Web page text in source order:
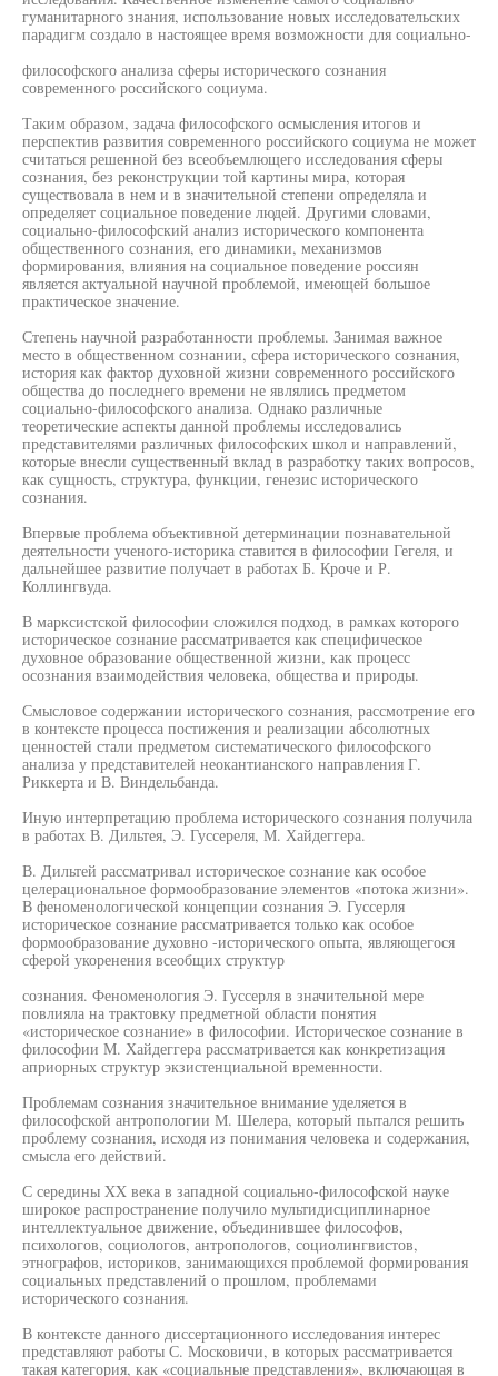
гуманитарного знания, использование новых исследовательских
парадигм создало в настоящее время возможности для социально-
философского анализа сферы исторического сознания
современного российского социума.
Таким образом, задача философского осмысления итогов и
перспектив развития современного российского социума не может
считаться решенной без всеобъемлющего исследования сферы
сознания, без реконструкции той картины мира, которая
существовала в нем и в значительной степени определяла и
определяет социальное поведение людей. Другими словами,
социально-философский анализ исторического компонента
общественного сознания, его динамики, механизмов
формирования, влияния на социальное поведение россиян
является актуальной научной проблемой, имеющей большое
практическое значение.
Степень научной разработанности проблемы. Занимая важное
место в общественном сознании, сфера исторического сознания,
история как фактор духовной жизни современного российского
общества до последнего времени не являлись предметом
социально-философского анализа. Однако различные
теоретические аспекты данной проблемы исследовались
представителями различных философских школ и направлений,
которые внесли существенный вклад в разработку таких вопросов,
как сущность, структура, функции, генезис исторического
сознания.
Впервые проблема объективной детерминации познавательной
деятельности ученого-историка ставится в философии Гегеля, и
дальнейшее развитие получает в работах Б. Кроче и Р.
Коллингвуда.
В марксистской философии сложился подход, в рамках которого
историческое сознание рассматривается как специфическое
духовное образование общественной жизни, как процесс
осознания взаимодействия человека, общества и природы.
Смысловое содержании исторического сознания, рассмотрение его
в контексте процесса постижения и реализации абсолютных
ценностей стали предметом систематического философского
анализа у представителей неокантианского направления Г.
Риккерта и В. Виндельбанда.
Иную интерпретацию проблема исторического сознания получила
в работах В. Дильтея, Э. Гуссереля, М. Хайдеггера.
В. Дильтей рассматривал историческое сознание как особое
целерациональное формообразование элементов «потока жизни».
В феноменологической концепции сознания Э. Гуссерля
историческое сознание рассматривается только как особое
формообразование духовно -исторического опыта, являющегося
сферой укоренения всеобщих структур
сознания. Феноменология Э. Гуссерля в значительной мере
повлияла на трактовку предметной области понятия
«историческое сознание» в философии. Историческое сознание в
философии М. Хайдеггера рассматривается как конкретизация
априорных структур экзистенциальной временности.
Проблемам сознания значительное внимание уделяется в
философской антропологии М. Шелера, который пытался решить
проблему сознания, исходя из понимания человека и содержания,
смысла его действий.
С середины XX века в западной социально-философской науке
широкое распространение получило мультидисциплинарное
интеллектуальное движение, объединившее философов,
психологов, социологов, антропологов, социолингвистов,
этнографов, историков, занимающихся проблемой формирования
социальных представлений о прошлом, проблемами
исторического сознания.
В контексте данного диссертационного исследования интерес
представляют работы С. Московичи, в которых рассматривается
такая категория, как «социальные представления», включающая в